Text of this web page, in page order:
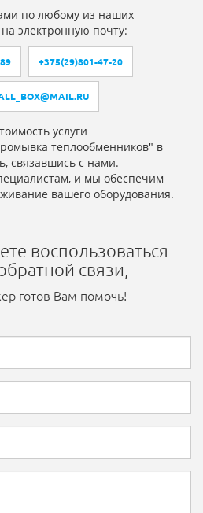
по любому из наших
электронную почту:
+375(29)801-47-20
услуги
теплообменников" в
связавшись с нами.
и мы обеспечим
вашего оборудования.
воспользоваться
связи,
готов Вам помочь!